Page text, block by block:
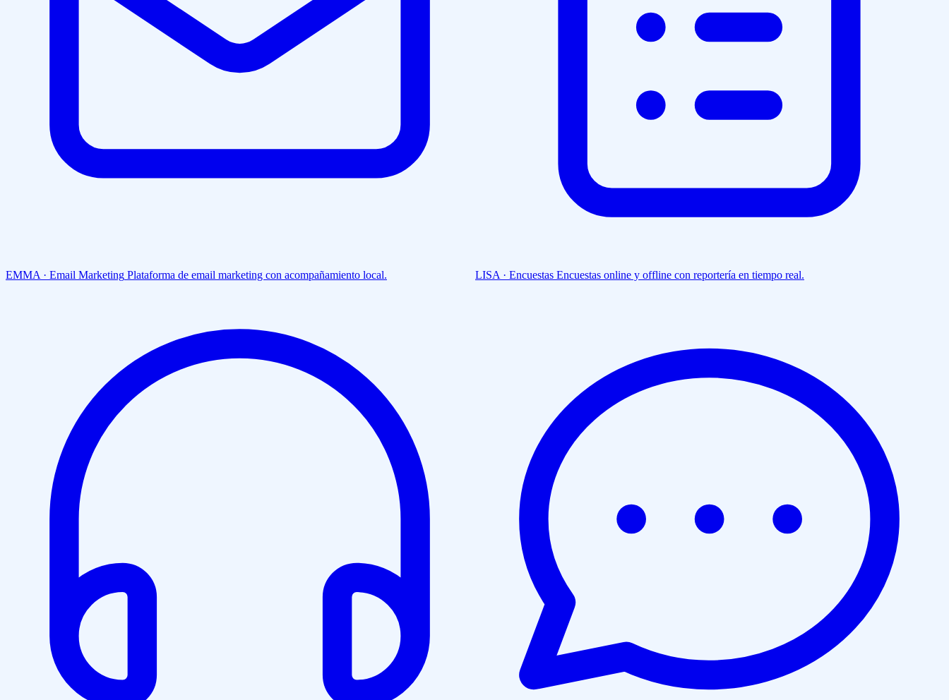
EMMA · Email Marketing Plataforma de email marketing con acompañamiento local. LISA · Encuestas Encuestas online y offline con reportería en tiempo real.